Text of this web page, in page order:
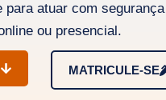
para atuar com
ou presencial.
MATRICULE-SE